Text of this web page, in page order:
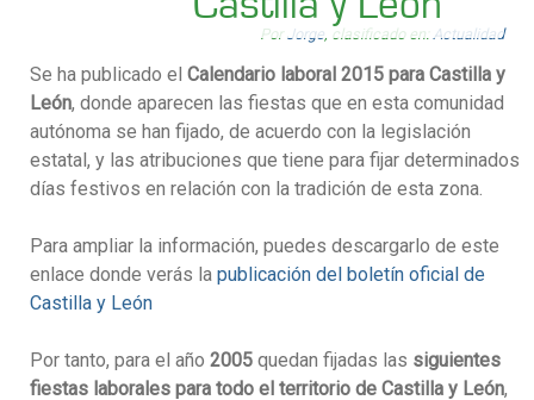
Por Jorge , clasificado en: Actualidad
Se ha publicado el Calendario laboral 2015 para Castilla y
León, donde aparecen las fiestas que en esta comunidad
autónoma se han fijado, de acuerdo con la legislación
estatal, y las atribuciones que tiene para fijar determinados
días festivos en relación con la tradición de esta zona.
Para ampliar la información, puedes descargarlo de este
enlace donde verás la publicación del boletín oficial de
Castilla y León
Por tanto, para el año 2005quedan fijadas las siguientes
fiestas laborales para todo el territorio de Castilla y León,